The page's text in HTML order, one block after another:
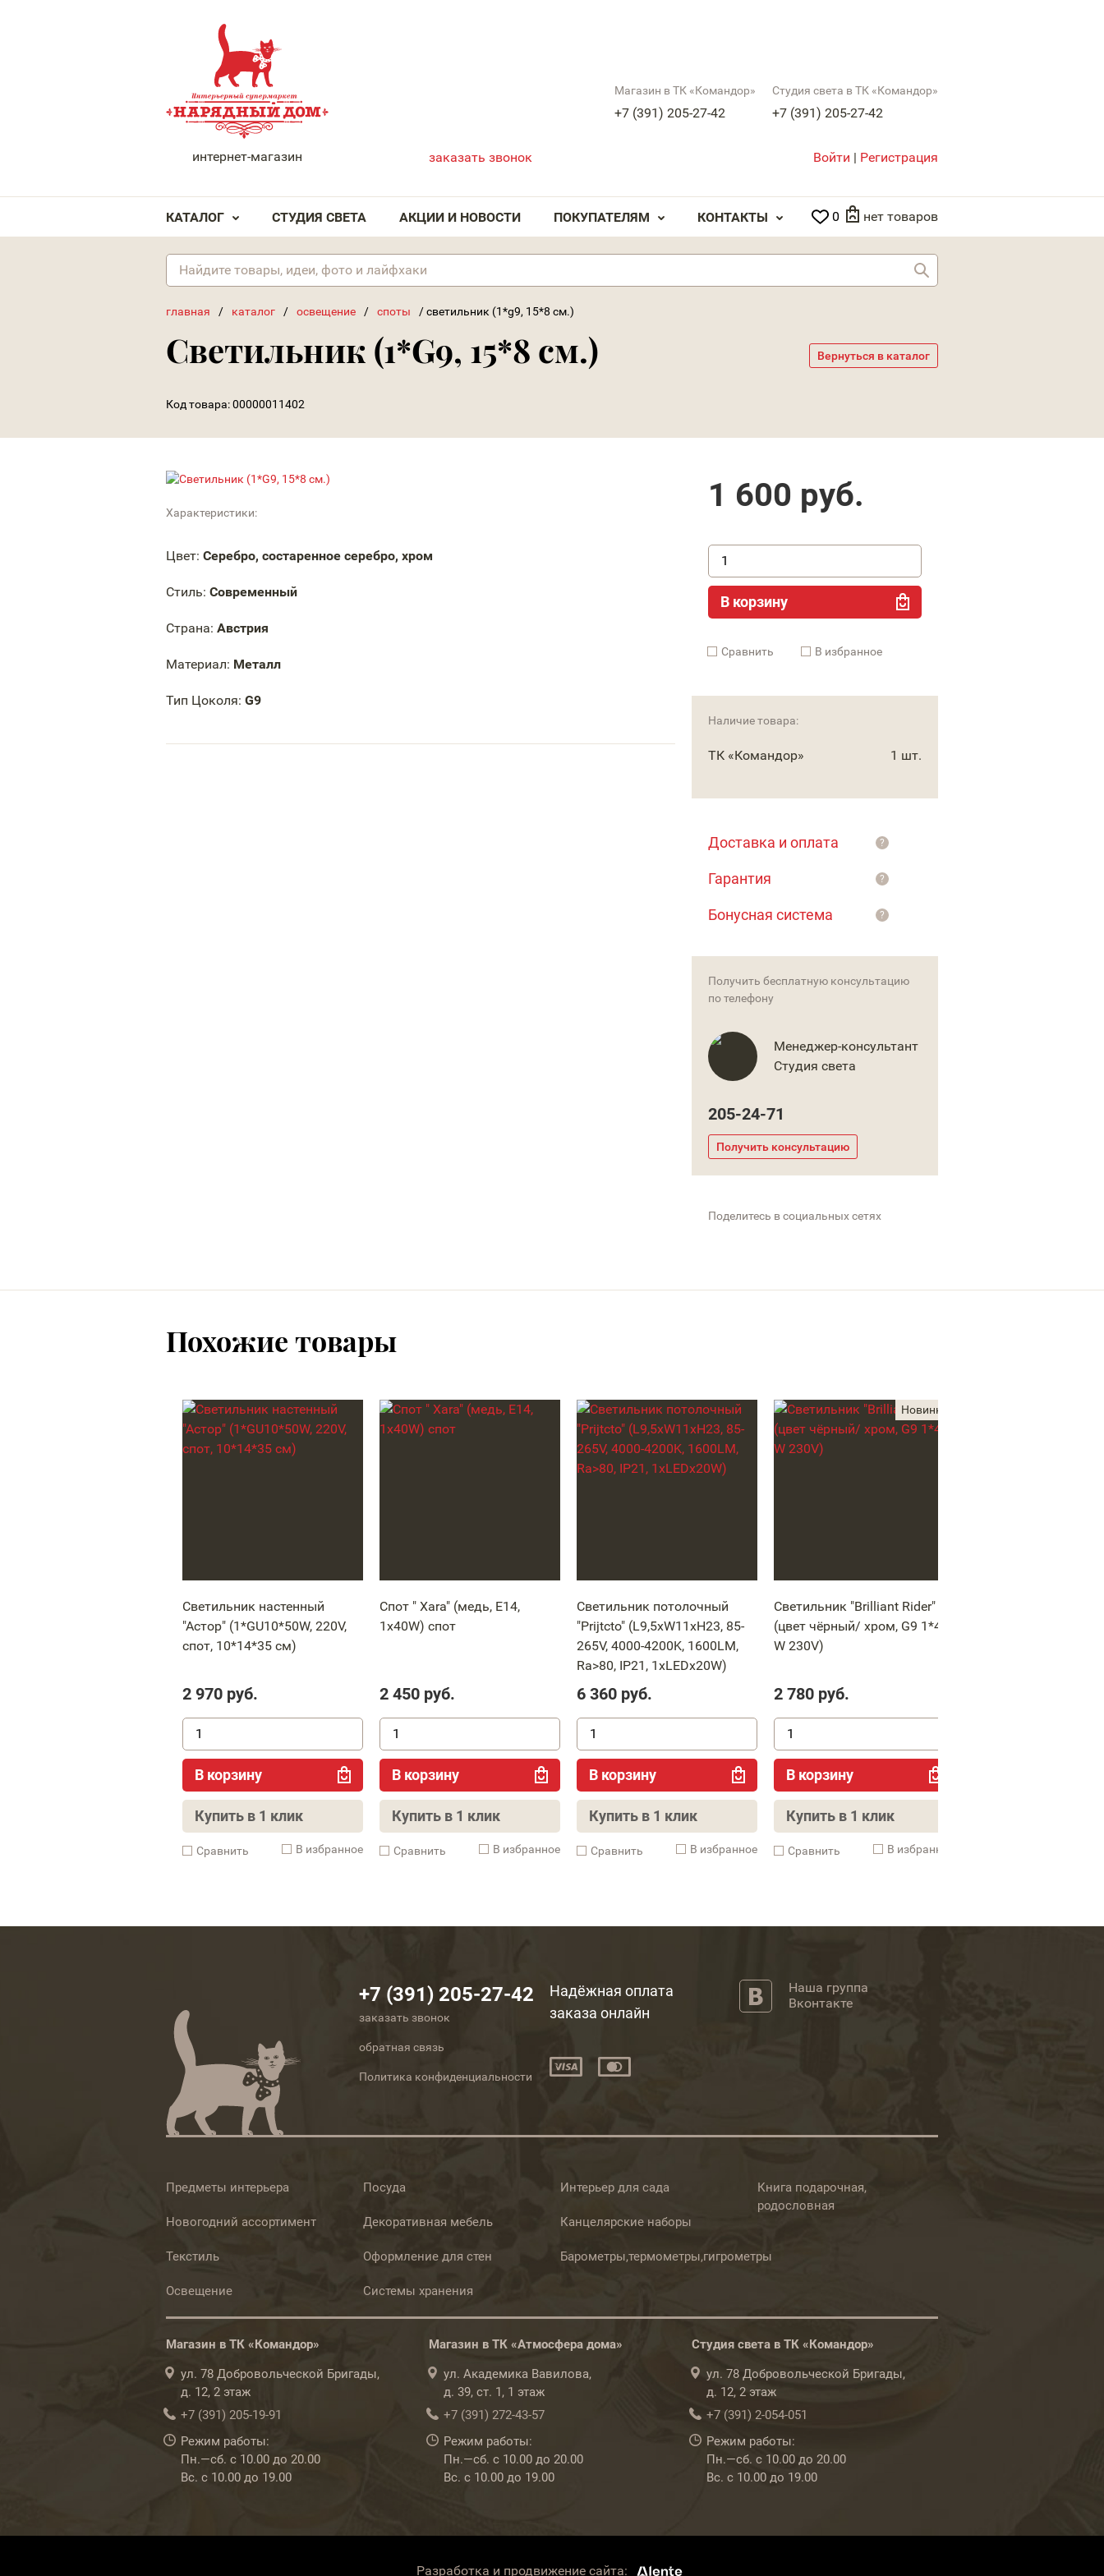
НАРЯДНЫЙ ДОМ
интернет-магазин
Магазин в ТК «Командор»
+7 (391) 205-27-42
Студия света в ТК «Командор»
+7 (391) 205-27-42
заказать звонок Войти | Регистрация
КАТАЛОГ СТУДИЯ СВЕТА АКЦИИ И НОВОСТИ ПОКУПАТЕЛЯМ КОНТАКТЫ 0 нет товаров
главная / каталог / освещение / споты /светильник (1*g9, 15*8 см.)
Вернуться в каталог
Светильник (1*G9, 15*8 см.)
Код товара:00000011402
Характеристики:
Цвет: Серебро, состаренное серебро, хром
Стиль: Современный
Страна: Австрия
Материал: Металл
Тип Цоколя: G9
1 600 руб.
В корзину
Cравнить В избранное
Наличие товара:
ТК «Командор» 1 шт.
Доставка и оплата ?
Гарантия ?
Бонусная система ?
Получить бесплатную консультацию
по телефону
Менеджер-консультант
Студия света
205-24-71
Получить консультацию
Поделитесь в социальных сетях
Похожие товары
Светильник настенный
"Астор" (1*GU10*50W, 220V,
спот, 10*14*35 cм)
2 970 руб.
В корзину
Купить в 1 клик
Cравнить В избранное
Спот " Xara" (медь, E14,
1x40W) спот
2 450 руб.
В корзину
Купить в 1 клик
Cравнить В избранное
Светильник потолочный
"Prijtcto" (L9,5xW11xH23, 85-
265V, 4000-4200K, 1600LM,
Ra>80, IP21, 1xLEDx20W)
6 360 руб.
В корзину
Купить в 1 клик
Cравнить В избранное
Светильник "Brilliant Rider"
(цвет чёрный/ хром, G9 1*40
W 230V)
2 780 руб.
В корзину
Купить в 1 клик
Cравнить В избранное
+7 (391) 205-27-42
заказать звонок
обратная связь
Политика конфиденциальности
Надёжная оплата
заказа онлайн
Наша группа
Вконтакте
Предметы интерьера
Новогодний ассортимент
Текстиль
Освещение
Посуда
Декоративная мебель
Оформление для стен
Системы хранения
Интерьер для сада
Канцелярские наборы
Барометры,термометры,гигрометры
Книга подарочная,
родословная
Магазин в ТК «Командор»
ул. 78 Добровольческой Бригады,
д. 12, 2 этаж
+7 (391) 205-19-91
Режим работы:
Пн.—сб. с 10.00 до 20.00
Вс. с 10.00 до 19.00
Магазин в ТК «Атмосфера дома»
ул. Академика Вавилова,
д. 39, ст. 1, 1 этаж
+7 (391) 272-43-57
Режим работы:
Пн.—сб. с 10.00 до 20.00
Вс. с 10.00 до 19.00
Студия света в ТК «Командор»
ул. 78 Добровольческой Бригады,
д. 12, 2 этаж
+7 (391) 2-054-051
Режим работы:
Пн.—сб. с 10.00 до 20.00
Вс. с 10.00 до 19.00
Разработка и продвижение сайта: